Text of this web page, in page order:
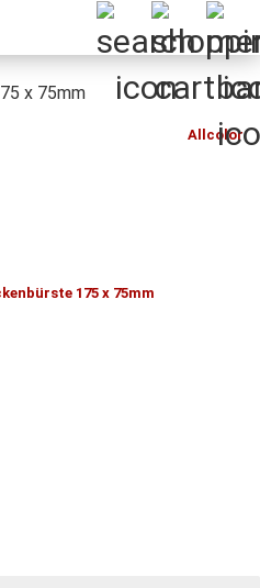
x 75mm
Allcolor